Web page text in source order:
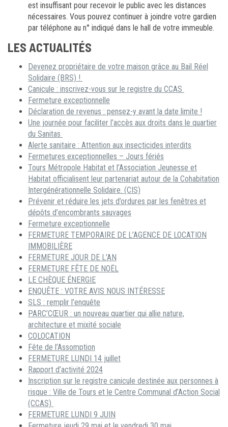
est insuffisant pour recevoir le public avec les distances
nécessaires. Vous pouvez continuer à joindre votre gardien
par téléphone au n° indiqué dans le hall de votre immeuble.
LES ACTUALITÉS
Devenez propriétaire de votre maison grâce au Bail Réel
Solidaire (BRS) !
Canicule : inscrivez-vous sur le registre du CCAS
Fermeture exceptionnelle
Déclaration de revenus : pensez-y avant la date limite !
Une journée pour faciliter l’accès aux droits dans le quartier
du Sanitas
Alerte sanitaire : Attention aux insecticides interdits
Fermetures exceptionnelles – Jours fériés
Tours Métropole Habitat et l’Association Jeunesse et
Habitat officialisent leur partenariat autour de la Cohabitation
Intergénérationnelle Solidaire. (CIS)
Prévenir et réduire les jets d’ordures par les fenêtres et
dépôts d’encombrants sauvages
Fermeture exceptionnelle
FERMETURE TEMPORAIRE DE L’AGENCE DE LOCATION
IMMOBILIÈRE
FERMETURE JOUR DE L’AN
FERMETURE FÊTE DE NOËL
LE CHÈQUE ÉNERGIE
ENQUÊTE : VOTRE AVIS NOUS INTÉRESSE
SLS : remplir l’enquête
PARC’CŒUR : un nouveau quartier qui allie nature,
architecture et mixité sociale
COLOCATION
Fête de l’Assomption
FERMETURE LUNDI 14 juillet
Rapport d’activité 2024
Inscription sur le registre canicule destinée aux personnes à
risque : Ville de Tours et le Centre Communal d’Action Social
(CCAS)
FERMETURE LUNDI 9 JUIN